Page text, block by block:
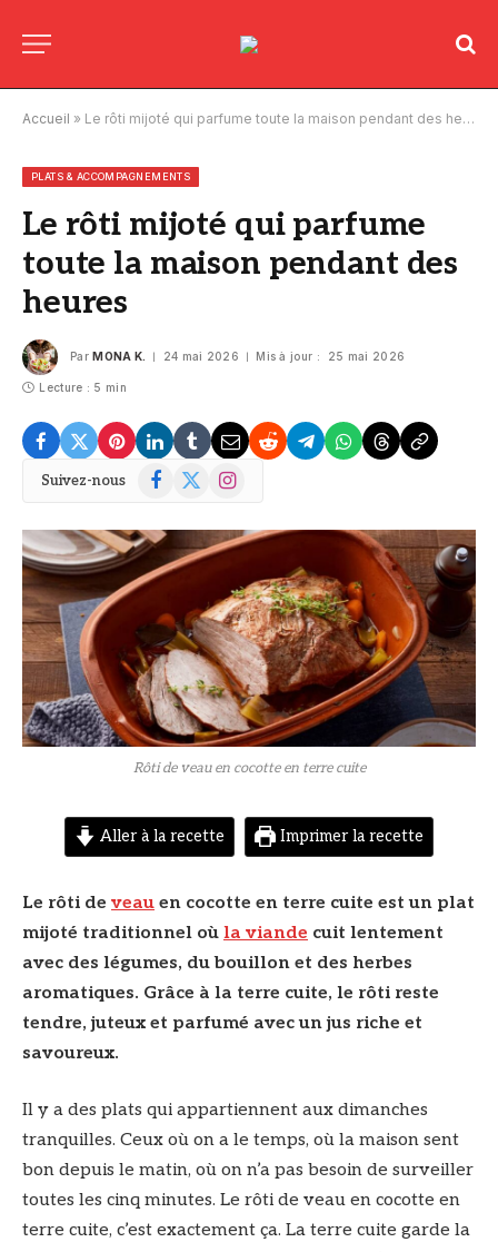
Accueil » Le rôti mijoté qui parfume toute la maison pendant des heures
PLATS & ACCOMPAGNEMENTS
Le rôti mijoté qui parfume
toute la maison pendant des
heures
Par MONA K. 24 mai 2026 Mis à jour : 25 mai 2026
Lecture : 5 min
Suivez-nous Facebook
X
Instagram
© DR
Rôti de veau en cocotte en terre cuite
Aller à la recette Imprimer la recette
Le rôti de veau en cocotte en terre cuite est un plat
mijoté traditionnel où la viande cuit lentement
avec des légumes, du bouillon et des herbes
aromatiques. Grâce à la terre cuite, le rôti reste
tendre, juteux et parfumé avec un jus riche et
savoureux.
Il y a des plats qui appartiennent aux dimanches
tranquilles. Ceux où on a le temps, où la maison sent
bon depuis le matin, où on n’a pas besoin de surveiller
toutes les cinq minutes. Le rôti de veau en cocotte en
terre cuite, c’est exactement ça. La terre cuite garde la